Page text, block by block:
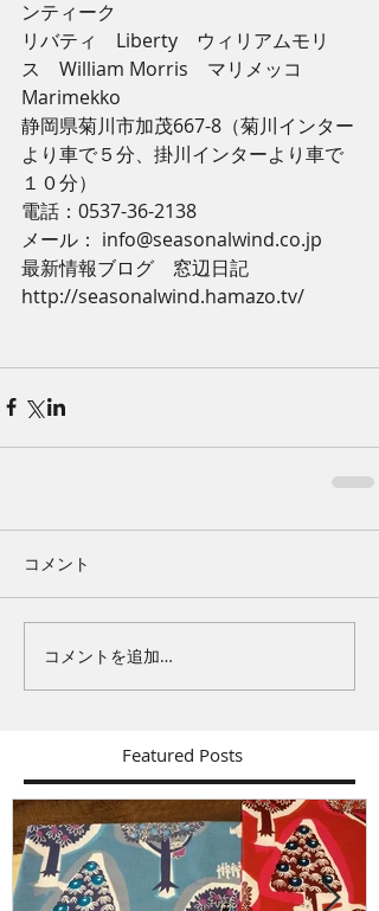
ンティーク
リバティ　Liberty　ウィリアムモリ
ス　William Morris　マリメッコ
Marimekko
静岡県菊川市加茂667-8（菊川インター
より車で５分、掛川インターより車で
１０分）
電話：0537-36-2138
メール： info@seasonalwind.co.jp
最新情報ブログ　窓辺日記
http://seasonalwind.hamazo.tv/
コメント
コメントを追加…
Featured Posts